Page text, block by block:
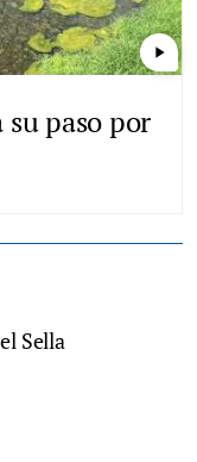
play_arrow
paso por
Sella